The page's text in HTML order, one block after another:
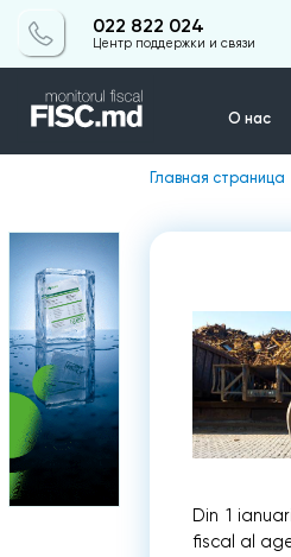
022 822 024
Центр поддержки и связи
О нас
Главная страница
Din 1
fiscal al